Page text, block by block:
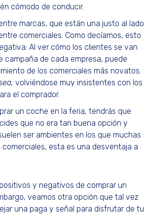
cómodo de conducir.
marcas, que están una justo al lado
comerciales. Como decíamos, esto
Al ver cómo los clientes se van
de cada empresa, puede
de los comerciales más novatos.
volviéndose muy insistentes con los
el comprador.
un coche en la feria, tendrás que
que no era tan buena opción y
ser ambientes en los que muchas
esta es una desventaja a
y negativos de comprar un
veamos otra opción que tal vez
una paga y señal para disfrutar de tu